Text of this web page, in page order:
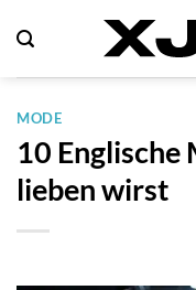
Inhalt
springen
MODE
10 Englische
lieben wirst